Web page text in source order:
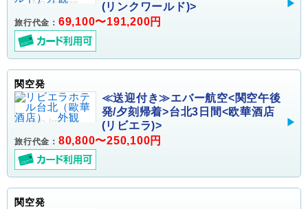
(リンクワールド)>
旅行代金： 69,100〜191,200円
関空発
≪送迎付き≫エバー航空<関空午後
発/夕刻帰着>台北3日間<欧華酒店
(リビエラ)>
旅行代金： 80,800〜250,100円
関空発